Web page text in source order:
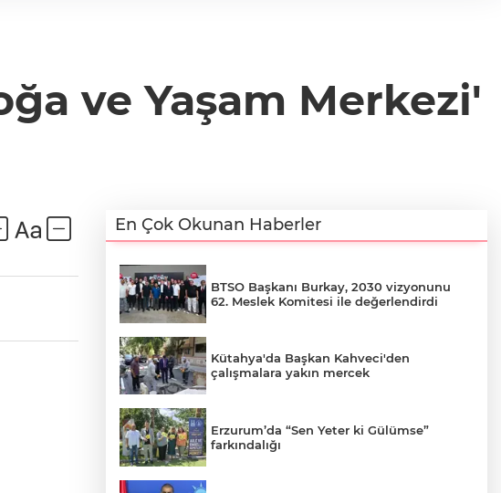
ve Yaşam Merkezi'
En Çok Okunan Haberler
BTSO Başkanı Burkay, 2030 vizyonunu
62. Meslek Komitesi ile değerlendirdi
Kütahya'da Başkan Kahveci'den
çalışmalara yakın mercek
Erzurum’da “Sen Yeter ki Gülümse”
farkındalığı